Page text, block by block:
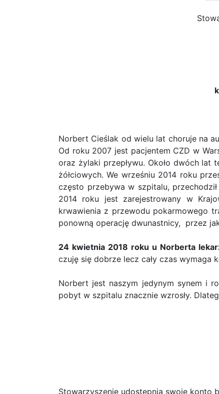
Norbert Cieślak od wielu lat choruje na
Od roku 2007 jest pacjentem CZD w
oraz żylaki przepływu. Około dwóch
żółciowych. We wrześniu 2014 roku
często przebywa w szpitalu,
2014 roku jest zarejestrowany w
krwawienia z przewodu pokarmowego
ponowną operację dwunastnicy, przez
24 kwietnia 2018 roku u Norberta
czuję się dobrze lecz cały czas wymaga
Norbert jest naszym jedynym synem i
pobyt w szpitalu znacznie wzrosły.
Stowarzyszenie udostępnia swoje konto